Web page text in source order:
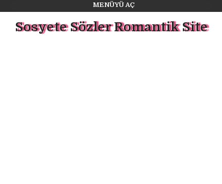
MENÜYÜ AÇ
Sosyete Sözler Romantik Site